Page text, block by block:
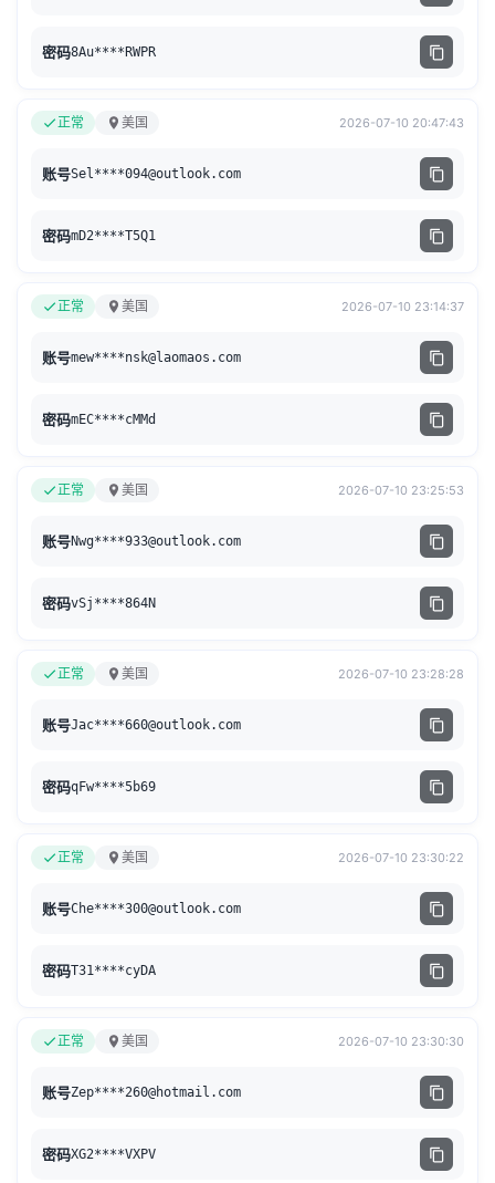
密码8Au****RWPR
正常 美国 2026-07-10 20:47:43
账号Sel****094@outlook.com
密码mD2****T5Q1
正常 美国 2026-07-10 23:14:37
账号mew****nsk@laomaos.com
密码mEC****cMMd
正常 美国 2026-07-10 23:25:53
账号Nwg****933@outlook.com
密码vSj****864N
正常 美国 2026-07-10 23:28:28
账号Jac****660@outlook.com
密码qFw****5b69
正常 美国 2026-07-10 23:30:22
账号Che****300@outlook.com
密码T31****cyDA
正常 美国 2026-07-10 23:30:30
账号Zep****260@hotmail.com
密码XG2****VXPV